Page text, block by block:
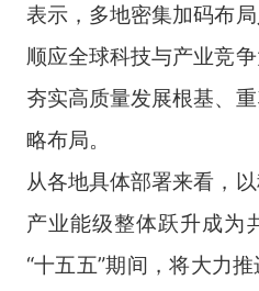
表示，多地密集加码布
顺应全球科技与产业竞
夯实高质量发展根基、
略布局。
从各地具体部署来看，
产业能级整体跃升成为
“十五五”期间，将大力